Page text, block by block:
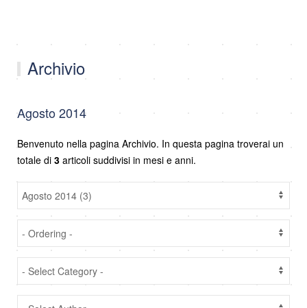
Archivio
Agosto 2014
Benvenuto nella pagina Archivio. In questa pagina troverai un
totale di 3 articoli suddivisi in mesi e anni.